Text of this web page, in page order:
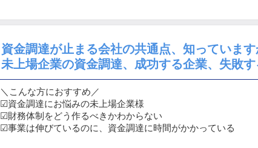
資金調達が止まる会社の共通点、知っています
未上場企業の資金調達、成功する企業、失敗
＼こんな方におすすめ／
☑︎資金調達にお悩みの未上場企業様
☑︎財務体制をどう作るべきかわからない
☑︎事業は伸びているのに、資金調達に時間がかかっている